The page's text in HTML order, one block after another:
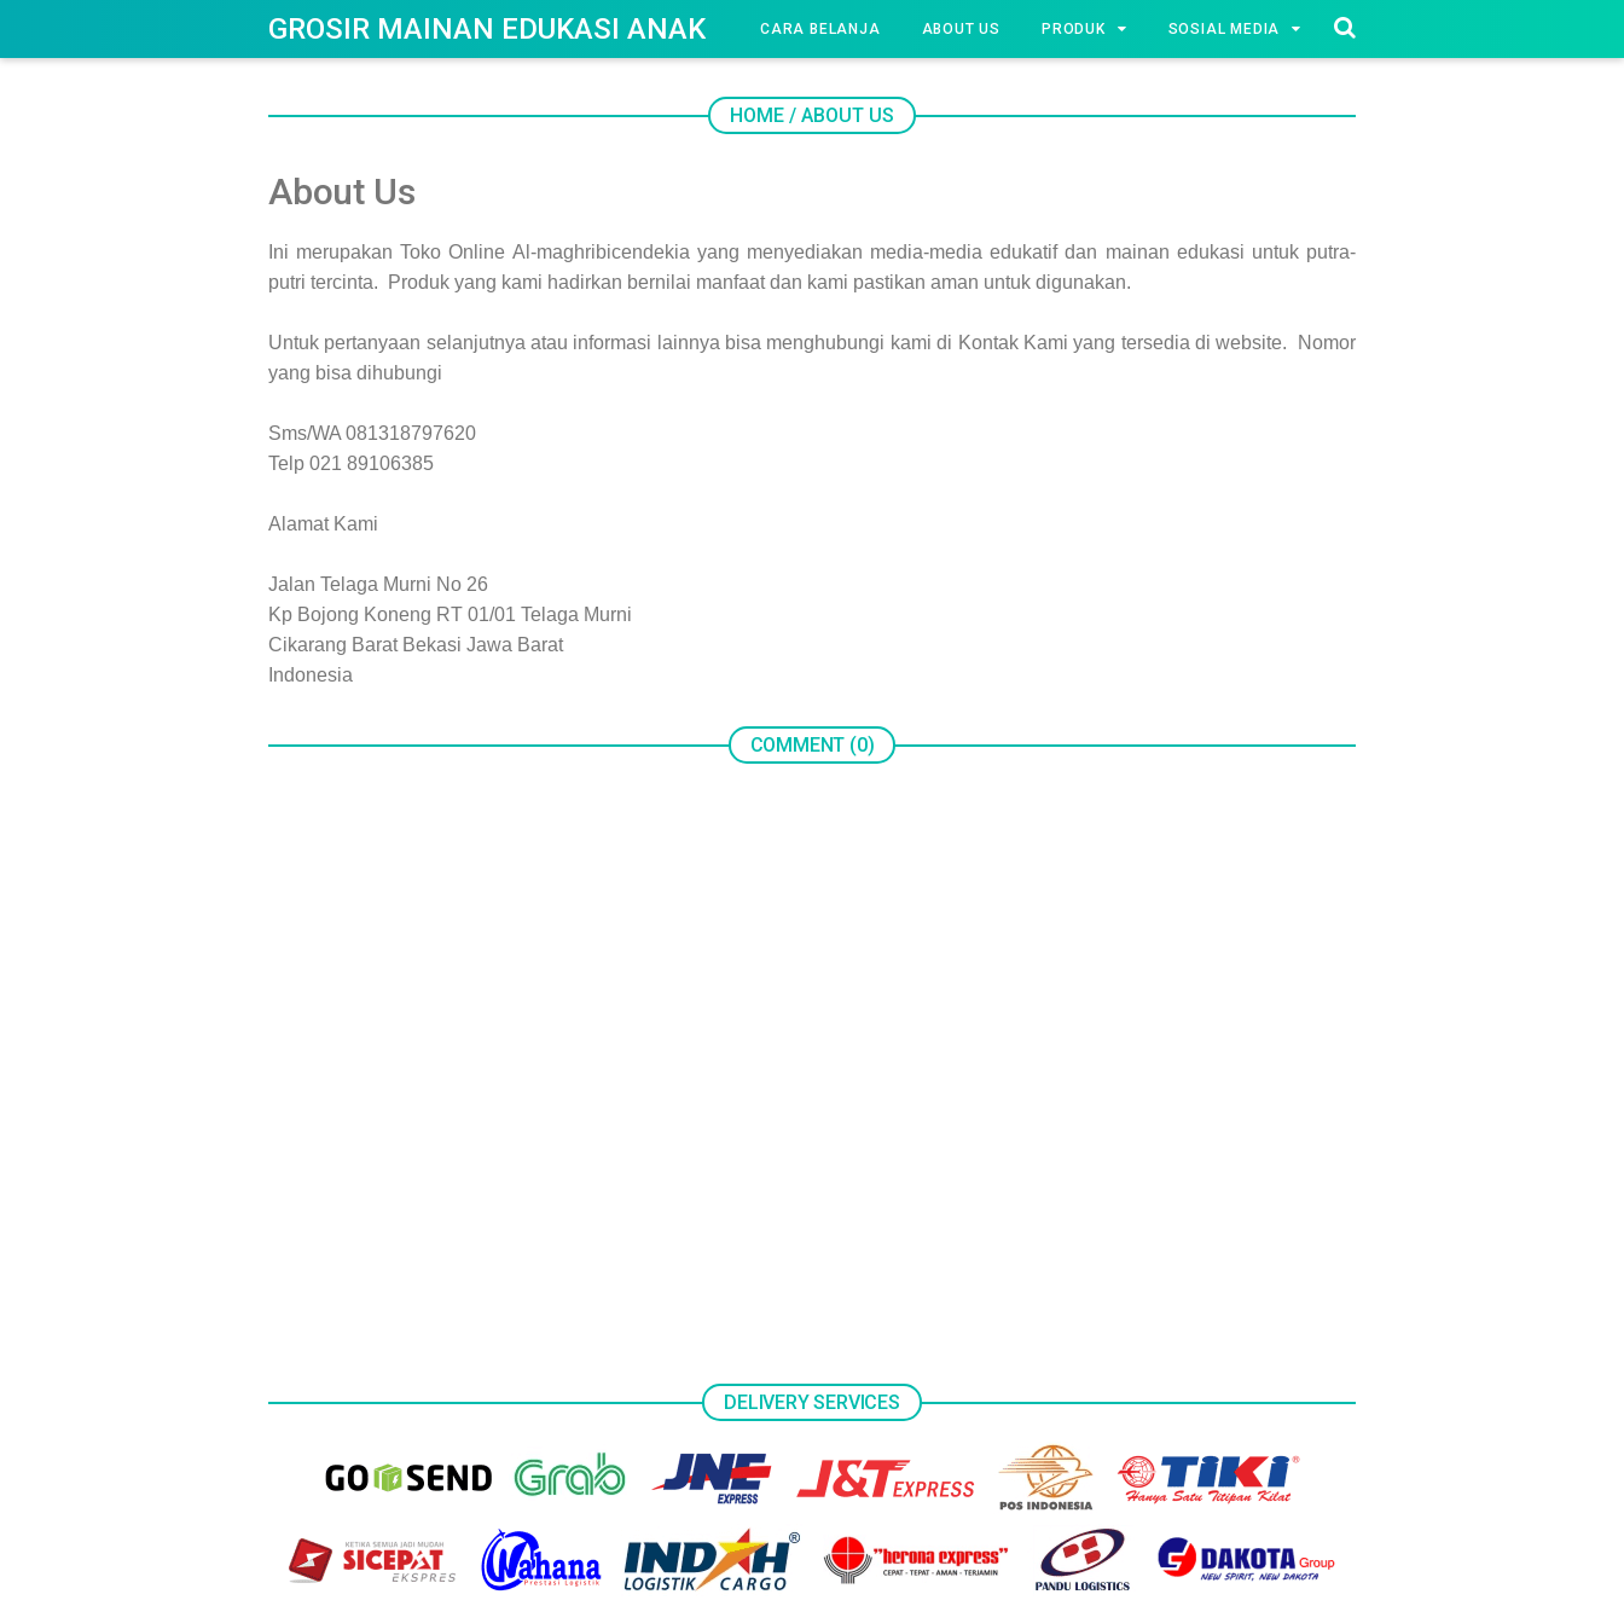
GROSIR MAINAN EDUKASI ANAK CARA BELANJA ABOUT US PRODUK SOSIAL MEDIA
HOME / ABOUT US
About Us
Ini merupakan Toko Online Al-maghribicendekia yang menyediakan media-media edukatif dan mainan edukasi untuk putra-
putri tercinta. Produk yang kami hadirkan bernilai manfaat dan kami pastikan aman untuk digunakan.
Untuk pertanyaan selanjutnya atau informasi lainnya bisa menghubungi kami di Kontak Kami yang tersedia di website. Nomor
yang bisa dihubungi
Sms/WA 081318797620
Telp 021 89106385
Alamat Kami
Jalan Telaga Murni No 26
Kp Bojong Koneng RT 01/01 Telaga Murni
Cikarang Barat Bekasi Jawa Barat
Indonesia
COMMENT (0)
DELIVERY SERVICES